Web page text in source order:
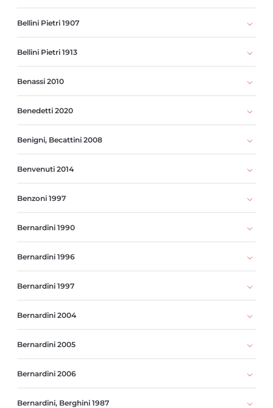
Bellini Pietri 1907
Bellini Pietri 1913
Benassi 2010
Benedetti 2020
Benigni, Becattini 2008
Benvenuti 2014
Benzoni 1997
Bernardini 1990
Bernardini 1996
Bernardini 1997
Bernardini 2004
Bernardini 2005
Bernardini 2006
Bernardini, Berghini 1987